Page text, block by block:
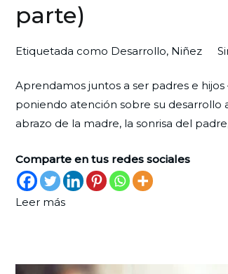
parte)
Por
Ciudad
Nueva
Publicada
24
de
octubre
2022
Publicada
Familia
Etiquetada como Desarrollo, Niñez
Aprendamos juntos a ser padres e
poniendo atención sobre su desarrollo
abrazo de la madre, la sonrisa del
Comparte en tus redes sociales
Leer más